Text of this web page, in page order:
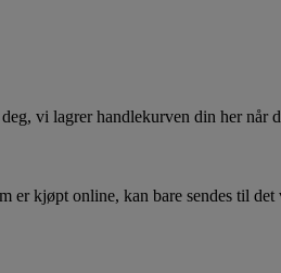
vi lagrer handlekurven din her når
er kjøpt online, kan bare sendes til det